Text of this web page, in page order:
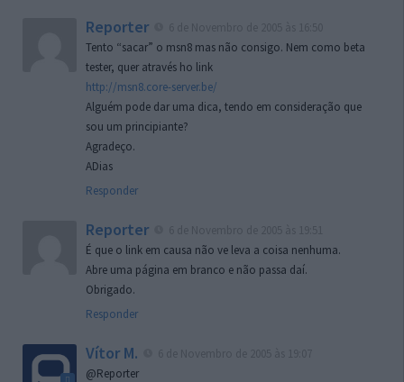
Reporter
Tento “sacar” o msn8 mas não consigo. Nem como beta
tester, quer através ho link
http://msn8.core-server.be/
Alguém pode dar uma dica, tendo em consideração que
sou um principiante?
Agradeço.
ADias
Responder
Reporter
É que o link em causa não ve leva a coisa nenhuma.
Abre uma página em branco e não passa daí.
Obrigado.
Responder
Vítor M.
@Reporter